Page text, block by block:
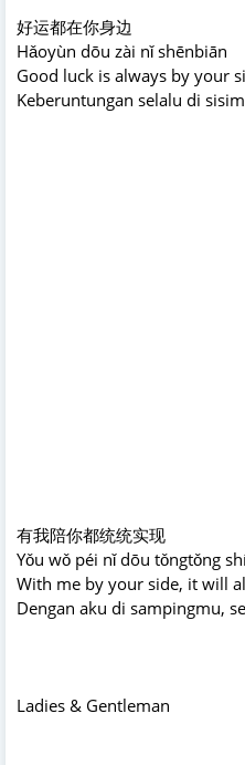
好运都在你身边
Hǎoyùn dōu zài nǐ shēnbiān
Good luck is always by your
Keberuntungan selalu di
有我陪你都统统实现
Yǒu wǒ péi nǐ dōu tǒngtǒng
With me by your side, it will
Dengan aku di sampingmu,
Ladies & Gentleman